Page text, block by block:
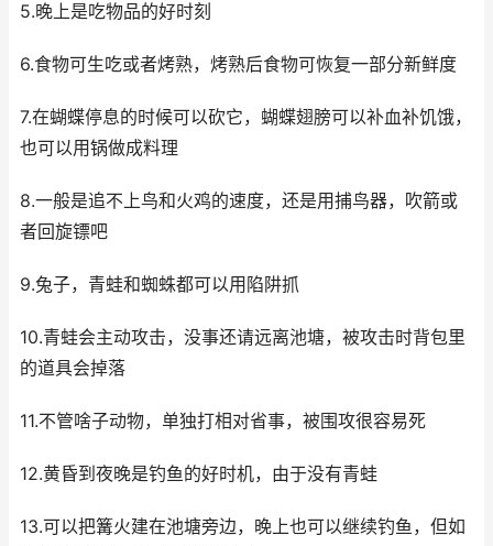
5.晚上是吃物品的好时刻
6.食物可生吃或者烤熟，烤熟后食物可恢复一部分新鲜度
7.在蝴蝶停息的时候可以砍它，蝴蝶翅膀可以补血补饥饿，
也可以用锅做成料理
8.一般是追不上鸟和火鸡的速度，还是用捕鸟器，吹箭或
者回旋镖吧
9.兔子，青蛙和蜘蛛都可以用陷阱抓
10.青蛙会主动攻击，没事还请远离池塘，被攻击时背包里
的道具会掉落
11.不管啥子动物，单独打相对省事，被围攻很容易死
12.黄昏到夜晚是钓鱼的好时机，由于没有青蛙
13.可以把篝火建在池塘旁边，晚上也可以继续钓鱼，但如